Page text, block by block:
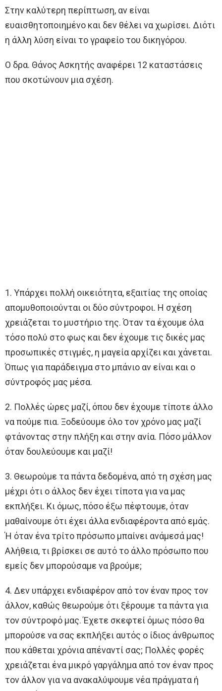
Στην καλύτερη περίπτωση, αν είναι
ευαισθητοποιημένο και δεν θέλει να χωρίσει. Διότι
η άλλη λύση είναι το γραφείο του δικηγόρου.
Ο δρα. Θάνος Ασκητής αναφέρει 12 καταστάσεις
που σκοτώνουν μια σχέση.
1. Υπάρχει πολλή οικειότητα, εξαιτίας της οποίας
απομυθοποιούνται οι δύο σύντροφοι. Η σχέση
χρειάζεται το μυστήριο της. Όταν τα έχουμε όλα
τόσο πολύ στο φως και δεν έχουμε τις δικές μας
προσωπικές στιγμές, η μαγεία αρχίζει και χάνεται.
Όπως για παράδειγμα στο μπάνιο αν είναι και ο
σύντροφός μας μέσα.
2. Πολλές ώρες μαζί, όπου δεν έχουμε τίποτε άλλο
να πούμε πια. Ξοδεύουμε όλο τον χρόνο μας μαζί
φτάνοντας στην πλήξη και στην ανία. Πόσο μάλλον
όταν δουλεύουμε και μαζί!
3. Θεωρούμε τα πάντα δεδομένα, από τη σχέση μας
μέχρι ότι ο άλλος δεν έχει τίποτα για να μας
εκπλήξει. Κι όμως, πόσο έξω πέφτουμε, όταν
μαθαίνουμε ότι έχει άλλα ενδιαφέροντα από εμάς.
Ή όταν ένα τρίτο πρόσωπο μπαίνει ανάμεσά μας!
Αλήθεια, τι βρίσκει σε αυτό το άλλο πρόσωπο που
εμείς δεν μπορούσαμε να βρούμε;
4. Δεν υπάρχει ενδιαφέρον από τον έναν προς τον
άλλον, καθώς θεωρούμε ότι ξέρουμε τα πάντα για
τον σύντροφό μας. Έχετε σκεφτεί όμως πόσο θα
μπορούσε να σας εκπλήξει αυτός ο ίδιος άνθρωπος
που κάθεται χρόνια απέναντί σας; Πολλές φορές
χρειάζεται ένα μικρό γαργάλημα από τον έναν προς
τον άλλον για να ανακαλύψουμε νέα πράγματα ή